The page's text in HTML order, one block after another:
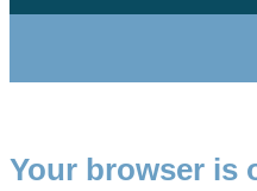
Your browser is